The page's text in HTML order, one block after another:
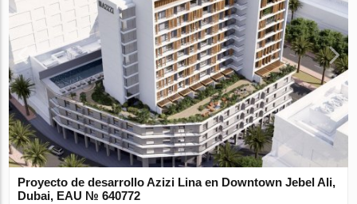
Proyecto de desarrollo Azizi Lina en Downtown Jebel Ali,
Dubai, EAU № 640772